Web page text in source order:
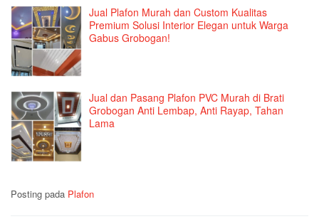
Jual Plafon Murah dan Custom Kualitas
Premium Solusi Interior Elegan untuk Warga
Gabus Grobogan!
Jual dan Pasang Plafon PVC Murah di Brati
Grobogan Anti Lembap, Anti Rayap, Tahan
Lama
Posting pada Plafon